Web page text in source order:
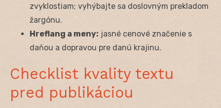
zvyklostiam; vyhýbajte sa doslovným prekladom
žargónu.
Hreflang a meny: jasné cenové značenie s
daňou a dopravou pre danú krajinu.
Checklist kvality textu
pred publikáciou